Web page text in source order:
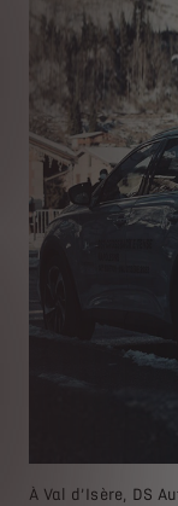
À Val d’Isère, DS